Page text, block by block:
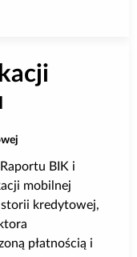
informacje w BIK
BIK i
mobilnej
kredytowej,
płatnością i